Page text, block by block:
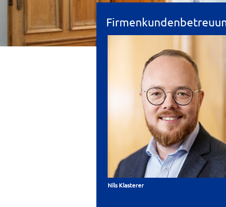
Nils Klasterer